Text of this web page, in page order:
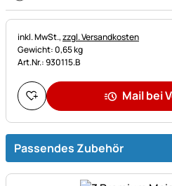
Steuerhinweis:
inkl. MwSt.,zzgl. Versandkosten
Gewicht: 0,65 kg
Art.Nr.: 930115.B
Mail bei
Passendes Zubehör